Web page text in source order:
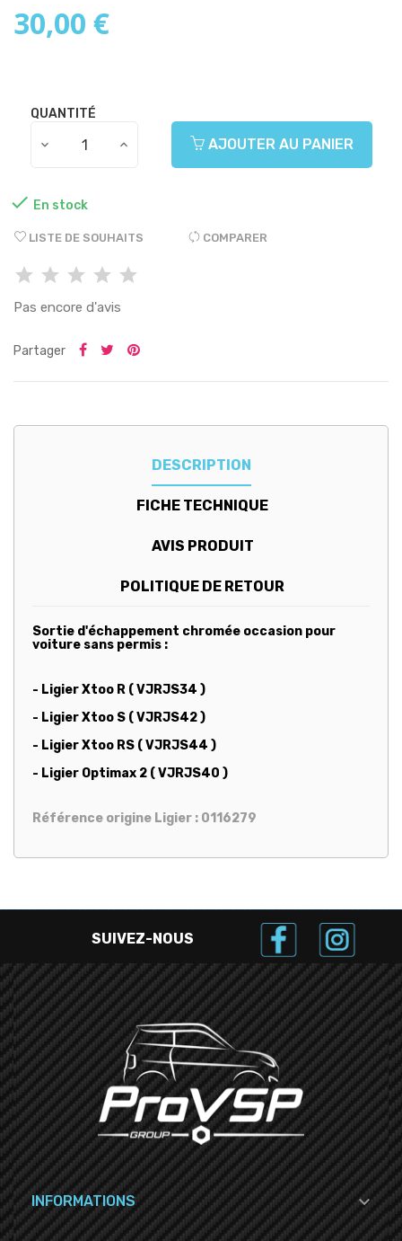
30,00 €
QUANTITÉ
AJOUTER AU PANIER
 En stock
LISTE DE SOUHAITS COMPARER
Pas encore d'avis
Partager
DESCRIPTION
FICHE TECHNIQUE
AVIS PRODUIT
POLITIQUE DE RETOUR
Sortie d'échappement chromée occasion pour
voiture sans permis :
- Ligier Xtoo R ( VJRJS34 )
- Ligier Xtoo S ( VJRJS42 )
- Ligier Xtoo RS ( VJRJS44 )
- Ligier Optimax 2 ( VJRJS40 )
Référence origine Ligier : 0116279
SUIVEZ-NOUS
INFORMATIONS 